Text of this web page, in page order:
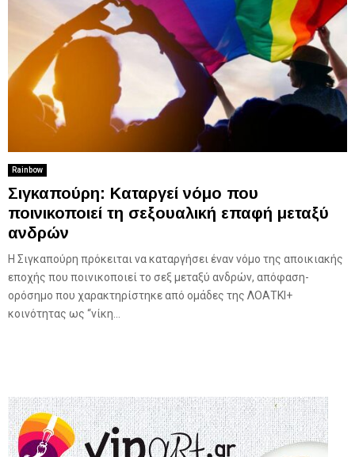
Rainbow
Σιγκαπούρη: Καταργεί νόμο που
ποινικοποιεί τη σεξουαλική επαφή μεταξύ
ανδρών
Η Σιγκαπούρη πρόκειται να καταργήσει έναν νόμο της αποικιακής
εποχής που ποινικοποιεί το σεξ μεταξύ ανδρών, απόφαση-
ορόσημο που χαρακτηρίστηκε από ομάδες της ΛΟΑΤΚΙ+
κοινότητας ως “νίκη...